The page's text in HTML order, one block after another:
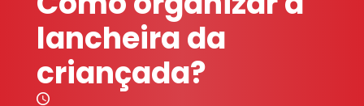
lancheira da
criançada?